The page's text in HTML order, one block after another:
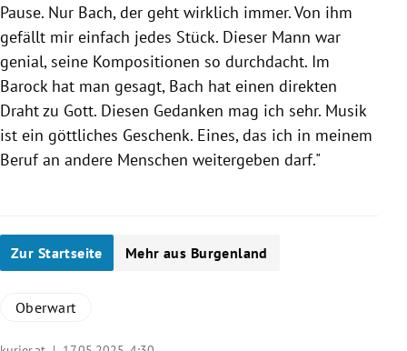
Pause. Nur Bach, der geht wirklich immer. Von ihm
gefällt mir einfach jedes Stück. Dieser Mann war
genial, seine Kompositionen so durchdacht. Im
Barock hat man gesagt, Bach hat einen direkten
Draht zu Gott. Diesen Gedanken mag ich sehr. Musik
ist ein göttliches Geschenk. Eines, das ich in meinem
Beruf an andere Menschen weitergeben darf."
Zur Startseite Mehr aus Burgenland
Oberwart